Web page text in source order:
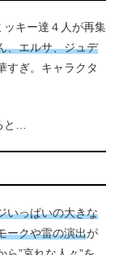
ッキー達４人が再集
、エルサ、ジュデ
すぎ。キャラクタ
と…
いっぱいの大きな
ークや雷の演出が